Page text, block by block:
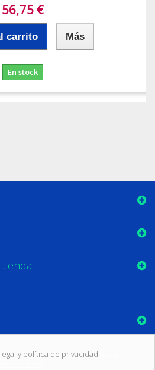
56,75 €
carrito Más
En stock
y política de privacidad